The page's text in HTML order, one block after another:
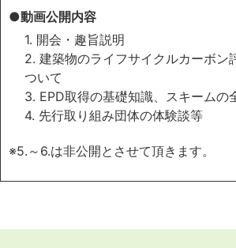
●動画公開内容
1. 開会・趣旨説明
2. 建築物のライフサイクルカーボン
ついて
3. EPD取得の基礎知識、スキームの
4. 先行取り組み団体の体験談等
※5.～6.は非公開とさせて頂きます。